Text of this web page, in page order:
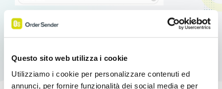
Questo sito web utilizza i cookie
Utilizziamo i cookie per personalizzare contenuti ed
annunci, per fornire funzionalità dei social media e per